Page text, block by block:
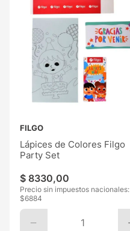
FILGO
Lápices de Colores Filgo
Party Set
$ 8330,00
Precio sin impuestos nacionales:
$6884
1